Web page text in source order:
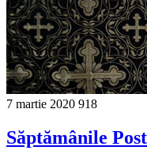
7 martie 2020 918
Săptămânile